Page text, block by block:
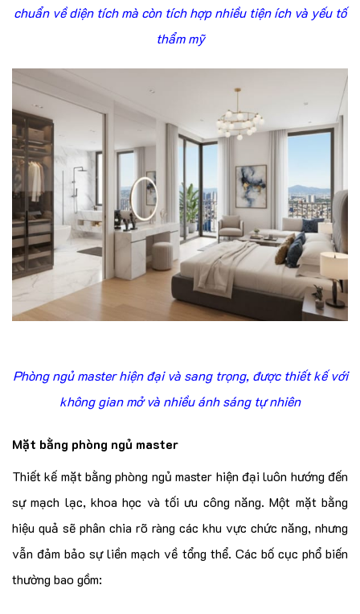
chuẩn về diện tích mà còn tích hợp nhiều tiện ích và yếu tố
thẩm mỹ
Phòng ngủ master hiện đại và sang trọng, được thiết kế với
không gian mở và nhiều ánh sáng tự nhiên
Mặt bằng phòng ngủ master
Thiết kế mặt bằng phòng ngủ master hiện đại luôn hướng đến
sự mạch lạc, khoa học và tối ưu công năng. Một mặt bằng
hiệu quả sẽ phân chia rõ ràng các khu vực chức năng, nhưng
vẫn đảm bảo sự liền mạch về tổng thể. Các bố cục phổ biến
thường bao gồm: